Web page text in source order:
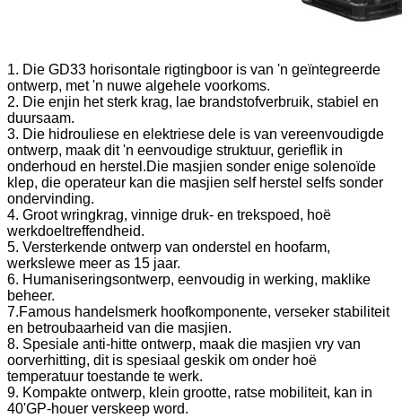
1. Die GD33 horisontale rigtingboor is van 'n geïntegreerde
ontwerp, met 'n nuwe algehele voorkoms.
2. Die enjin het sterk krag, lae brandstofverbruik, stabiel en
duursaam.
3. Die hidrouliese en elektriese dele is van vereenvoudigde
ontwerp, maak dit 'n eenvoudige struktuur, gerieflik in
onderhoud en herstel.Die masjien sonder enige solenoïde
klep, die operateur kan die masjien self herstel selfs sonder
ondervinding.
4. Groot wringkrag, vinnige druk- en trekspoed, hoë
werkdoeltreffendheid.
5. Versterkende ontwerp van onderstel en hoofarm,
werkslewe meer as 15 jaar.
6. Humaniseringsontwerp, eenvoudig in werking, maklike
beheer.
7.Famous handelsmerk hoofkomponente, verseker stabiliteit
en betroubaarheid van die masjien.
8. Spesiale anti-hitte ontwerp, maak die masjien vry van
oorverhitting, dit is spesiaal geskik om onder hoë
temperatuur toestande te werk.
9. Kompakte ontwerp, klein grootte, ratse mobiliteit, kan in
40'GP-houer verskeep word.